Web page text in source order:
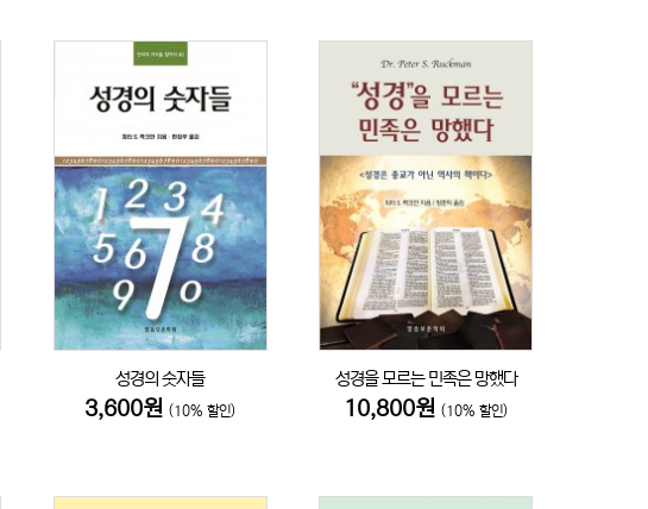
성경의 숫자들
3,600원(10% 할인)
성경을 모르는 민족은 망했다
10,800원(10% 할인)